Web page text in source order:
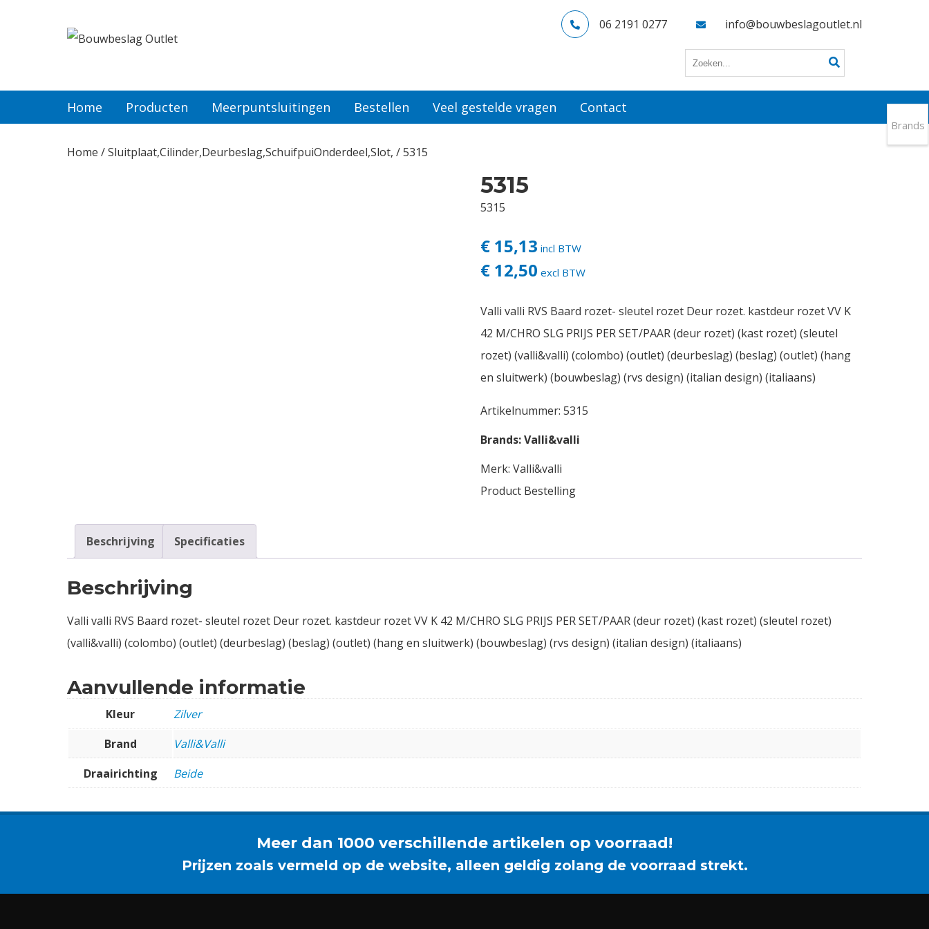
Producten
06 2191 0277 info@bouwbeslagoutlet.nl
Home Producten Meerpuntsluitingen Bestellen Veel gestelde vragen Contact
Home /Sluitplaat,Cilinder,Deurbeslag,SchuifpuiOnderdeel,Slot, / 5315
5315
5315
€ 15,13 incl BTW
€ 12,50 excl BTW
Valli valli RVS Baard rozet- sleutel rozet Deur rozet. kastdeur rozet VV K
42 M/CHRO SLG PRIJS PER SET/PAAR (deur rozet) (kast rozet) (sleutel
rozet) (valli&valli) (colombo) (outlet) (deurbeslag) (beslag) (outlet) (hang
en sluitwerk) (bouwbeslag) (rvs design) (italian design) (italiaans)
Artikelnummer: 5315
Brands:Valli&valli
Merk: Valli&valli
Product Bestelling
Beschrijving Specificaties
Beschrijving
Valli valli RVS Baard rozet- sleutel rozet Deur rozet. kastdeur rozet VV K 42 M/CHRO SLG PRIJS PER SET/PAAR (deur rozet) (kast rozet) (sleutel rozet)
(valli&valli) (colombo) (outlet) (deurbeslag) (beslag) (outlet) (hang en sluitwerk) (bouwbeslag) (rvs design) (italian design) (italiaans)
Aanvullende informatie
Kleur
Zilver
Brand
Valli&Valli
Draairichting
Beide
Meer dan 1000 verschillende artikelen op voorraad!
Prijzen zoals vermeld op de website, alleen geldig zolang de voorraad strekt.
Brands